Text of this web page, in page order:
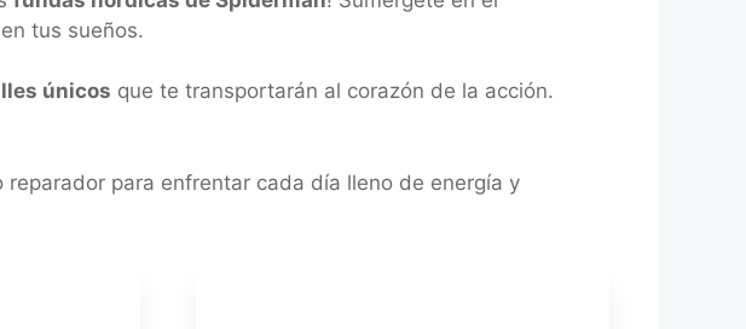
tus sueños.
únicos que te transportarán al corazón de la acción.
para enfrentar cada día lleno de energía y